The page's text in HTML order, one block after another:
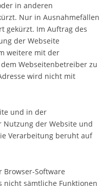
in anderen
Nur in Ausnahmefällen
gekürzt. Im Auftrag des
der Webseite
weitere mit der
Webseitenbetreiber zu
wird nicht mit
und in der
Nutzung der Website und
Verarbeitung beruht auf
Browser-Software
nicht sämtliche Funktionen